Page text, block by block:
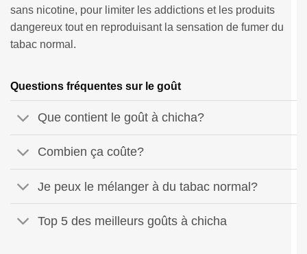
sans nicotine, pour limiter les addictions et les produits
dangereux tout en reproduisant la sensation de fumer du
tabac normal.
Questions fréquentes sur le goût
Que contient le goût à chicha?
Combien ça coûte?
Je peux le mélanger à du tabac normal?
Top 5 des meilleurs goûts à chicha